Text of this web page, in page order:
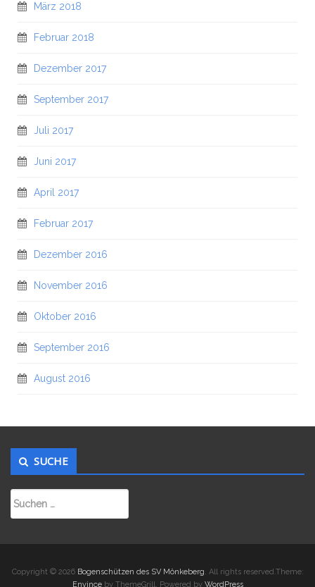
März 2018
Februar 2018
Dezember 2017
September 2017
Juli 2017
Juni 2017
April 2017
Februar 2017
Dezember 2016
November 2016
Oktober 2016
September 2016
August 2016
SUCHE
Suchen
Copyright © 2026 Bogenschützen des SV Mönkeberg. All rights reserved.Theme:
Envinceby ThemeGrill. Powered by WordPress